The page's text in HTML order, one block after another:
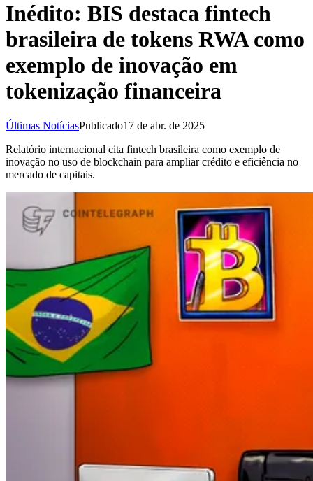
Inédito: BIS destaca fintech
brasileira de tokens RWA como
exemplo de inovação em
tokenização financeira
Últimas NotíciasPublicado17 de abr. de 2025
Relatório internacional cita fintech brasileira como exemplo de
inovação no uso de blockchain para ampliar crédito e eficiência no
mercado de capitais.